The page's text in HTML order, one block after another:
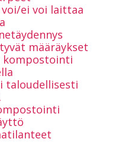
ei voi laittaa
määräykset
kompostointi
taloudellisesti